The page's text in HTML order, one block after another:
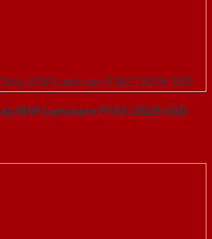
MDF Laminate P1R2 23029-SGD